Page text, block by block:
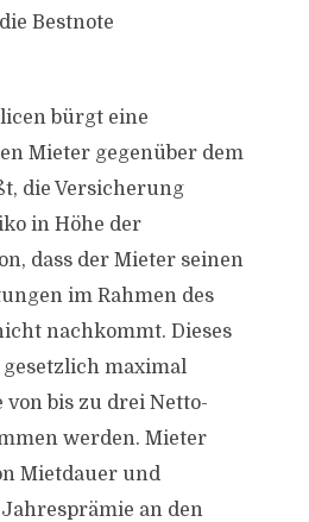
Bestnote
bürgt eine
Mieter gegenüber dem
die Versicherung
in Höhe der
dass der Mieter seinen
im Rahmen des
nachkommt. Dieses
maximal
von bis zu drei Netto-
werden. Mieter
Mietdauer und
an den